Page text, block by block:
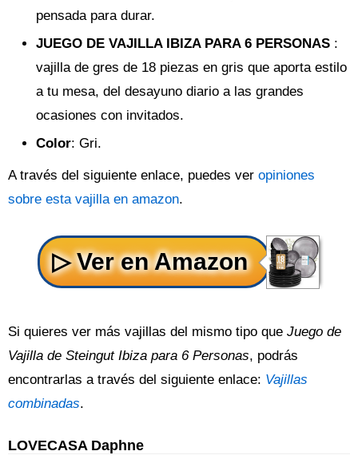
pensada para durar.
JUEGO DE VAJILLA IBIZA PARA 6 PERSONAS :
vajilla de gres de 18 piezas en gris que aporta estilo
a tu mesa, del desayuno diario a las grandes
ocasiones con invitados.
Color: Gri.
A través del siguiente enlace, puedes ver opiniones
sobre esta vajilla en amazon.
Si quieres ver más vajillas del mismo tipo que Juego de
Vajilla de Steingut Ibiza para 6 Personas, podrás
encontrarlas a través del siguiente enlace: Vajillas
combinadas.
LOVECASA Daphne